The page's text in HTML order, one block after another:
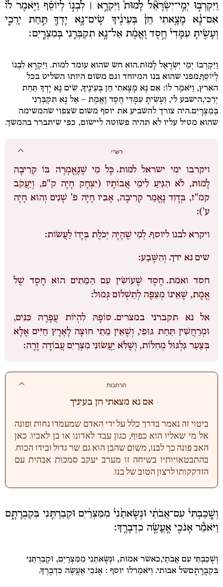
וַיִּקְרְב֣וּ יְמֵֽי־יִשְׂרָאֵ֘ל לָמוּת֒ וַיִּקְרָ֣א ׀ לִבְנ֣וֹ לְיוֹסֵ֗ף וַיֹּ֤אמֶר לוֹ֙
אִם־נָ֨א מָצָ֤אתִי חֵן֙ בְּעֵינֶ֔יךָ שִֽׂים־נָ֥א יָדְךָ֖ תַּ֣חַת יְרֵכִ֑י
וְעָשִׂ֤יתָ עִמָּדִי֙ חֶ֣סֶד וֶאֱמֶ֔ת אַל־נָ֥א תִקְבְּרֵ֖נִי בְּמִצְרָֽיִם׃
וַיִּקְרְבוּ יְמֵי יִשְׂרָאֵל לָמוּת.הוא חש שהוא עומד למות. וַיִּקְרָא לִבְנוֹ
לְיוֹסֵף,מפני שהוא בנו המיוחד וגם משום היותו השליט בכל
הארץ, וַיֹּאמֶר לוֹ: אִם נָא מָצָאתִי חֵן בְּעֵינֶיךָ, שִׂים נָא יָדְךָ תַּחַת
יְרֵכִי,הישבע לי, וְעָשִׂיתָ עִמָּדִי חֶסֶד וֶאֱמֶת – אַל נָא תִקְבְּרֵנִי
בְּמִצְרָיִם.היה צורך להשביע את יוסף משום שצפוי שהמשימה
שהוא מטיל עליו לא תהיה פשוטה ליישום, כפי שיתברר בהמשך.
רש"י
ויקרבו ימי ישראל למות. כָּל מִי שֶׁנֶּאֱמְרָה בּוֹ קְרִיבָה
לָמוּת, לֹא הִגִּיעַ לִימֵי אֲבוֹתָיו (יִצְחָק חָיָה ק"פ, וְיַעֲקֹב
קמ"ז, בְּדָוִד נֶאֱמַר קְרִיבָה, אָבִיו חָיָה פ' שָׁנִים וְהוּא חָיָה
ע'):
ויקרא לבנו ליוסף. לְמִי שֶׁהָיָה יְכֹלֶת בְּיָדוֹ לַעֲשׂוֹת:
שים נא ידך. וְהִשָּׁבַע:
חסד ואמת. חֶסֶד שֶׁעוֹשִׂין עִם הַמֵּתִים הוּא חֶסֶד שֶׁל
אֱמֶת, שֶׁאֵינוֹ מְצַפֶּה לְתַשְׁלוּם גְּמוּל:
אל נא תקברני במצרים. סוֹפָהּ לִהְיוֹת עֲפָרָהּ כִּנִּים,
וּמְרַחֲשִׁין תַּחַת גּוּפִי, וְשֶׁאֵין מֵתֵי חוּצָה לָאָרֶץ חַיִּים אֶלָּא
בְּצַעַר גִּלְגּוּל מְחִלּוֹת, וְשֶׁלֹּא יַעֲשׂוּנִי מִצְרַיִם עֲבוֹדָה זָרָה:
הרחבות
אם נא מצאתי חן בעיניך
ביטוי זה נאמר בדרך כלל על ידי האדם שמעמדו נחות ופונה
אל מי שאליו הוא כפוף, כגון עבד לאדונו או בן לאביו. כאן
האב פונה כך לבנו, משום שהבן הוא גם שר גדול ובידו הכוח.
בהתבטאויותיו בשיחה זו מערב יעקב סמכות אבהית עם
הזדקקותו לרצון הטוב של בנו.
וְשָֽׁכַבְתִּי֙ עִם־אֲבֹתַ֔י וּנְשָׂאתַ֙נִי֙ מִמִּצְרַ֔יִם וּקְבַרְתַּ֖נִי בִּקְבֻרָתָ֑ם
וַיֹּאמַ֕ר אָנֹכִ֖י אֶֽעֱשֶׂ֥ה כִדְבָרֶֽךָ׃
וְשָׁכַבְתִּי עִם אֲבֹתַי,כאשר אמות, וּנְשָׂאתַנִי מִמִּצְרַיִם, וּקְבַרְתַּנִי
בִּקְבֻרָתָםשל אבותי. וַיֹּאמַרלו יוסף : אָנֹכִי אֶעֱשֶׂה כִדְבָרֶךָ.